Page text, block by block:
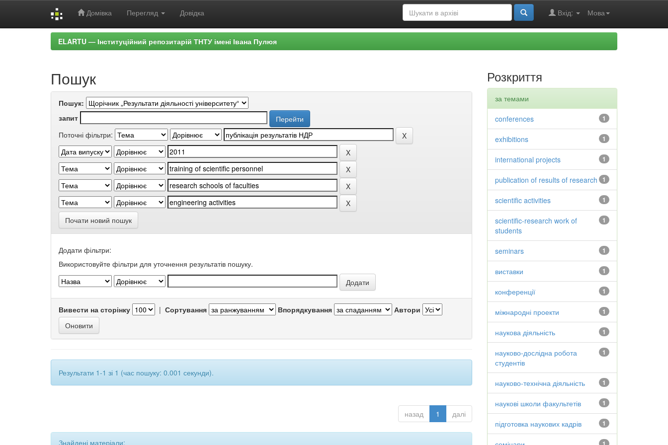
Домівка Перегляд Довідка Мова
Вхід:
ELARTU — Інституційний репозитарій ТНТУ імені Івана Пулюя
Пошук
Пошук:
запит
Поточні фільтри:
Почати новий пошук
Додати фільтри:
Використовуйте фільтри для уточнення результатів пошуку.
Вивести на сторінку | Сортування Впорядкування Автори
Результати 1-1 зі 1 (час пошуку: 0.001 секунди).
назад 1 далі
Знайдені матеріали:
Розкриття
за темами
1
conferences
1
exhibitions
1
international projects
1
publication of results of research
1
scientific activities
1
scientific-research work of
students
1
seminars
1
виставки
1
конференції
1
міжнародні проекти
1
наукова діяльність
1
науково-дослідна робота
студентів
1
науково-технічна діяльність
1
наукові школи факультетів
1
підготовка наукових кадрів